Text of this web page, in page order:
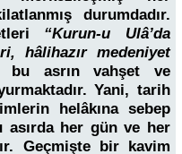
durumdadır.
“Kurun-u Ulâ’da
hâlihazır medeniyet
asrın vahşet ve
Yani, tarih
helâkına sebep
her gün ve her
Geçmişte bir kavim